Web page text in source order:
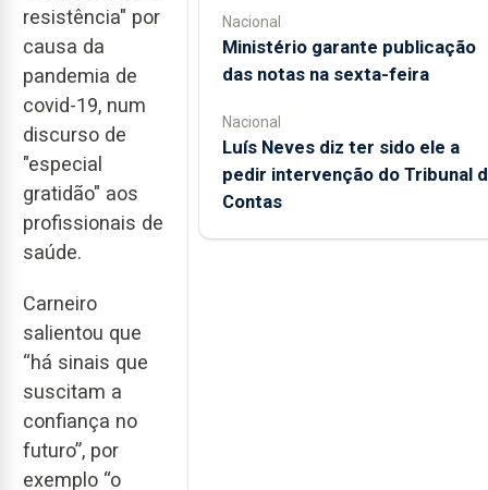
resistência" por
causa da
pandemia de
covid-19, num
discurso de
"especial
gratidão" aos
profissionais de
saúde.
Carneiro
salientou que
“há sinais que
suscitam a
confiança no
futuro”, por
exemplo “o
Nacional
Ministério garante publicação
das notas na sexta-feira
Nacional
Luís Neves diz ter sido ele a
pedir intervenção do Tribunal
Contas